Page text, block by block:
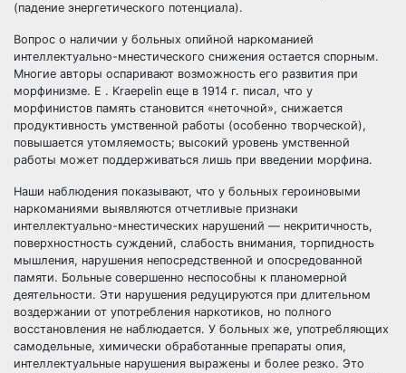
(падение энергетического потенциала).
Вопрос о наличии у больных опийной наркоманией
интеллектуально-мнестического снижения остается спорным.
Многие авторы оспаривают возможность его развития при
морфинизме. E . Kraepelin еще в 1914 г. писал, что у
морфинистов память становится «неточной», снижается
продуктивность умственной работы (особенно творческой),
повышается утомляемость; высокий уровень умственной
работы может поддерживаться лишь при введении морфина.
Наши наблюдения показывают, что у больных героиновыми
наркоманиями выявляются отчетливые признаки
интеллектуально-мнестических нарушений — некритичность,
поверхностность суждений, слабость внимания, торпидность
мышления, нарушения непосредственной и опосредованной
памяти. Больные совершенно неспособны к планомерной
деятельности. Эти нарушения редуцируются при длительном
воздержании от употребления наркотиков, но полного
восстановления не наблюдается. У больных же, употребляющих
самодельные, химически обработанные препараты опия,
интеллектуальные нарушения выражены и более резко. Это